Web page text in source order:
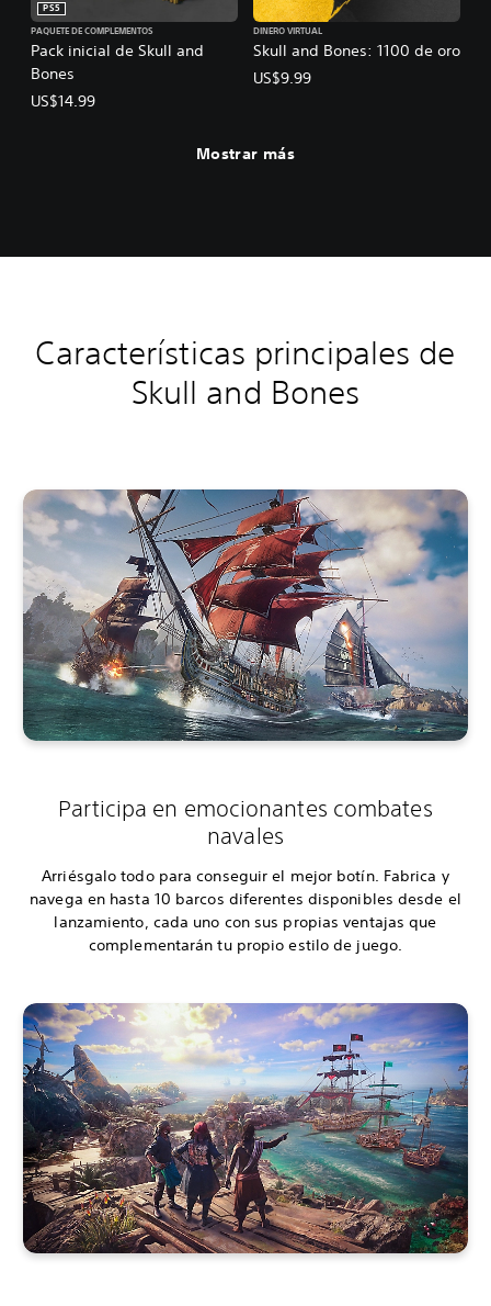
Pack inicial de Skull and
Bones
PS5
PAQUETE DE COMPLEMENTOS
US$14.99
Skull and Bones: 1100 de oro
DINERO VIRTUAL
US$9.99
Mostrar más
Características principales de
Skull and Bones
Participa en emocionantes combates
navales
Arriésgalo todo para conseguir el mejor botín. Fabrica y
navega en hasta 10 barcos diferentes disponibles desde el
lanzamiento, cada uno con sus propias ventajas que
complementarán tu propio estilo de juego.